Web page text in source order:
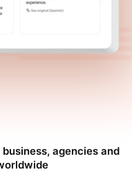
agencies and